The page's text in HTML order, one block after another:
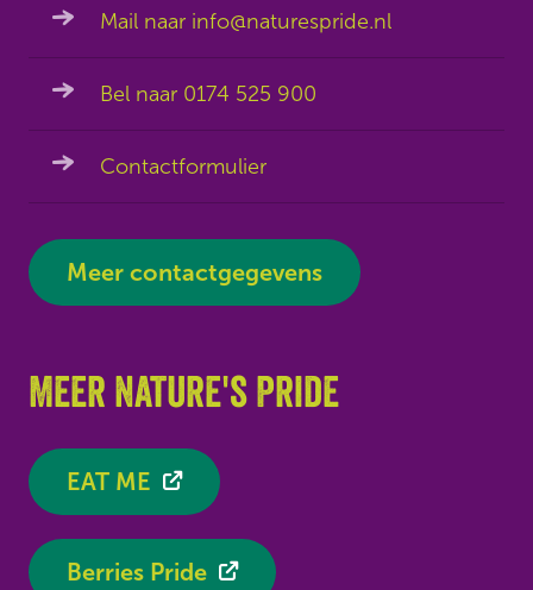
Mail naar info@naturespride.nl
Bel naar 0174 525 900
Contactformulier
Meer contactgegevens
Meer Nature's Pride
EAT ME
Berries Pride